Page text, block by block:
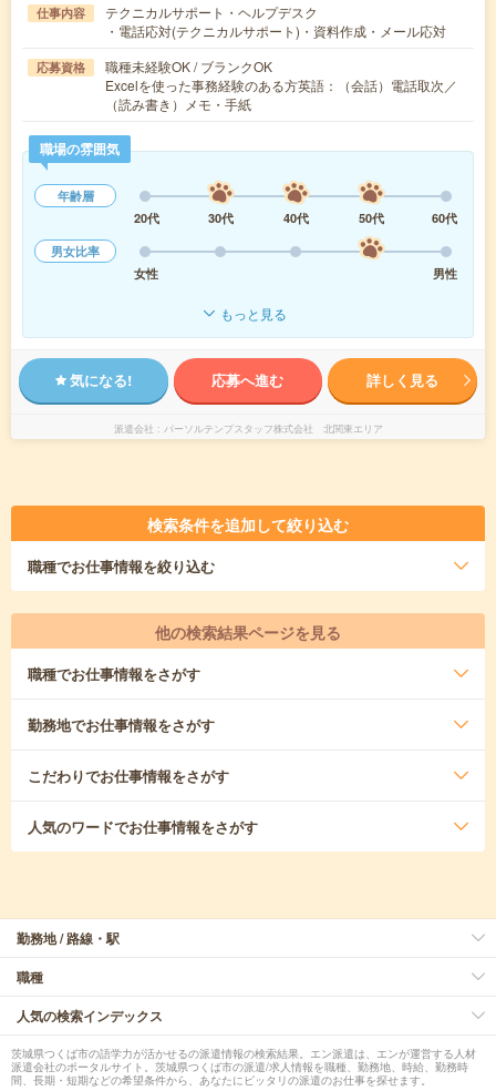
仕事内容
テクニカルサポート・ヘルプデスク
・電話応対(テクニカルサポート)・資料作成・メール応対
応募資格
職種未経験OK / ブランクOK
Excelを使った事務経験のある方英語：（会話）電話取次／
（読み書き）メモ・手紙
職場の雰囲気
年齢層
20代
30代 40代 50代
60代
男女比率
女性
男性
もっと見る
気になる! 応募へ進む 詳しく見る
派遣会社 パーソルテンプスタッフ株式会社 北関東エリア
検索条件を追加して絞り込む
職種でお仕事情報を絞り込む
他の検索結果ページを見る
職種でお仕事情報をさがす
勤務地でお仕事情報をさがす
こだわりでお仕事情報をさがす
人気のワードでお仕事情報をさがす
勤務地 / 路線・駅
職種
人気の検索インデックス
茨城県つくば市の語学力が活かせるの派遣情報の検索結果。エン派遣は、エンが運営する人材
派遣会社のポータルサイト。茨城県つくば市の派遣/求人情報を職種、勤務地、時給、勤務時
間、長期・短期などの希望条件から、あなたにピッタリの派遣のお仕事を探せます。